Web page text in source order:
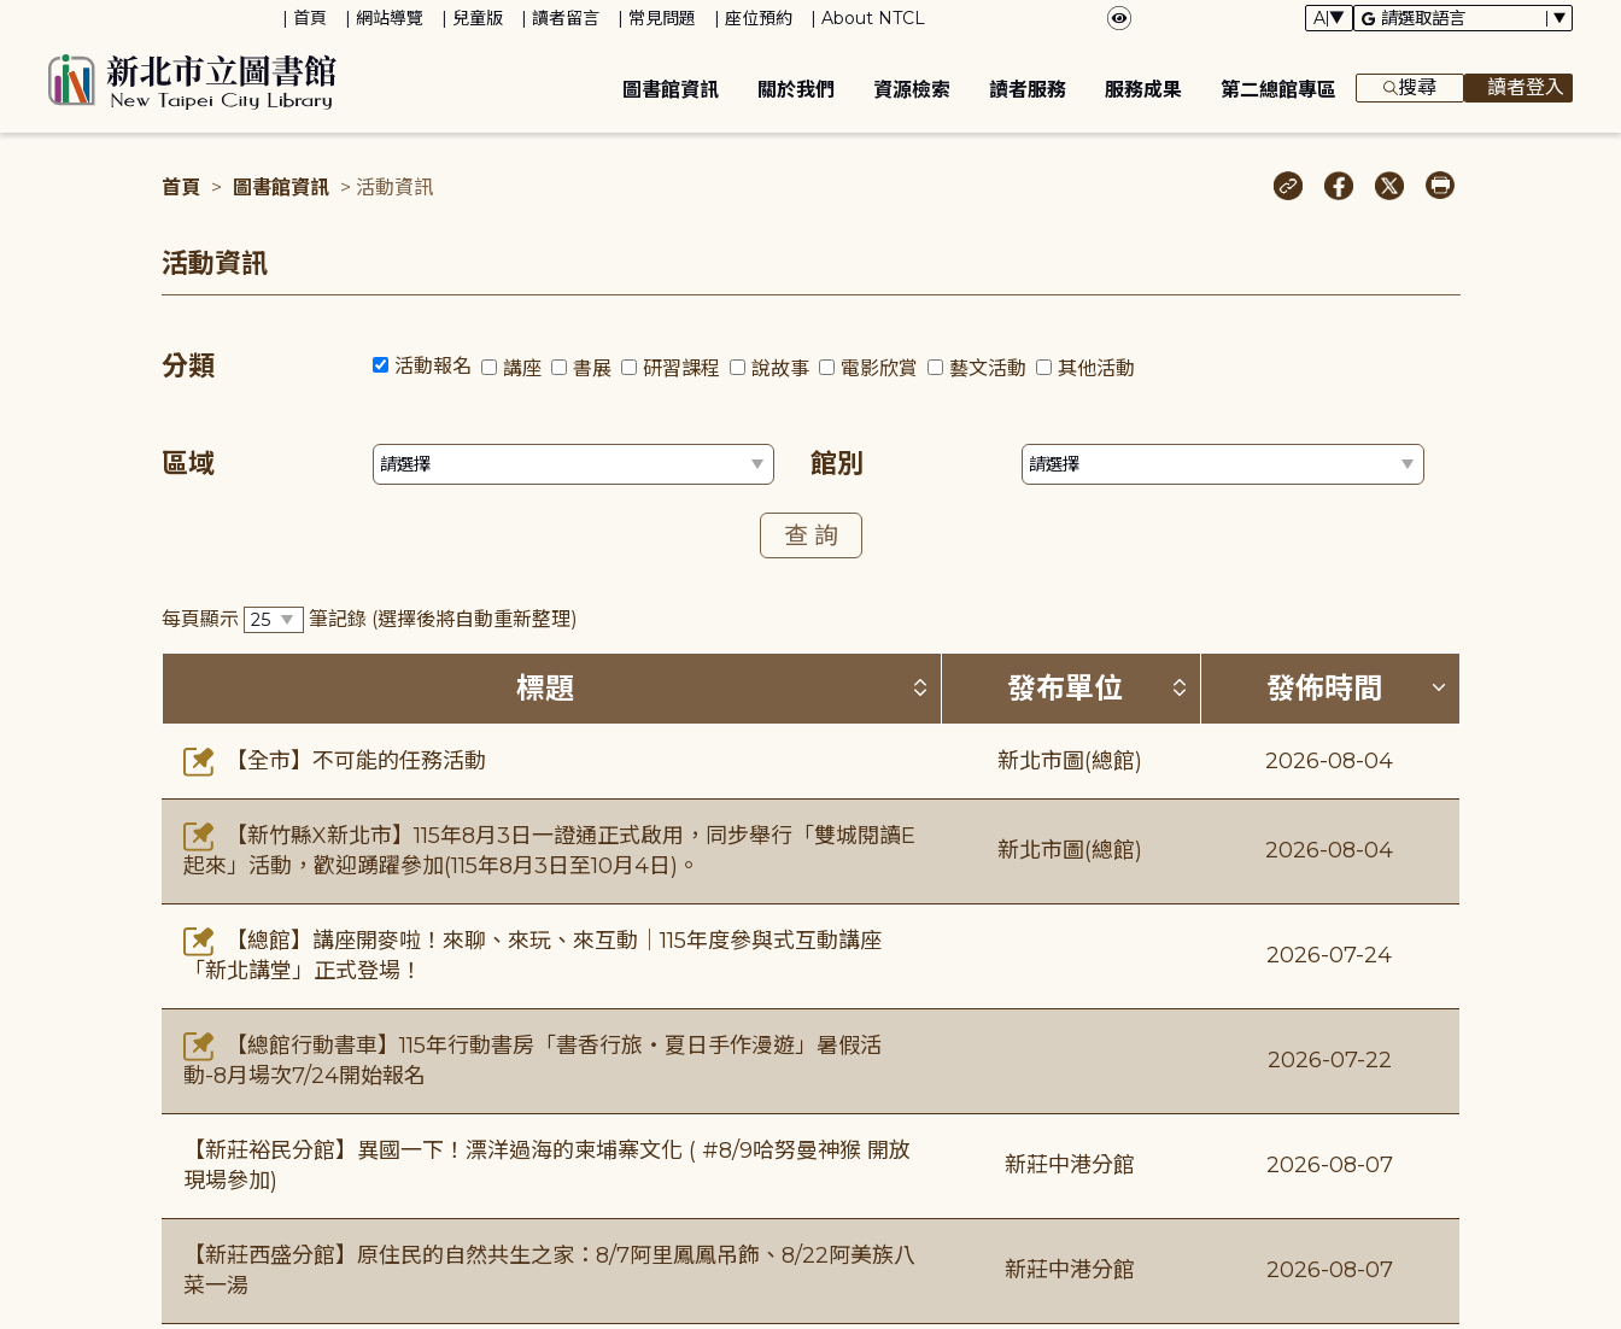
首頁 網站導覽 兒童版 讀者留言 常見問題 座位預約 About NTCL
圖書館資訊 關於我們 資源檢索 讀者服務 服務成果 第二總館專區 搜尋 讀者登入
首頁 > 圖書館資訊 > 活動資訊
活動資訊
分類 活動報名 講座 書展 研習課程 說故事 電影欣賞 藝文活動 其他活動
區域 館別
每頁顯示 筆記錄 (選擇後將自動重新整理)
標題 按標題排序 (升降冪)
發布單位 按發布單位排序 (升降冪)
發佈時間 按發佈時間
【全市】不可能的任務活動 新北市圖(總館) 2026-08-04
【新竹縣X新北市】115年8月3日一證通正式啟用，同步舉行「雙城閱讀E
起來」活動，歡迎踴躍參加(115年8月3日至10月4日)。
新北市圖(總館) 2026-08-04
【總館】講座開麥啦！來聊、來玩、來互動｜115年度參與式互動講座
「新北講堂」正式登場！
2026-07-24
【總館行動書車】115年行動書房「書香行旅・夏日手作漫遊」暑假活
動-8月場次7/24開始報名
2026-07-22
【新莊裕民分館】異國一下！漂洋過海的柬埔寨文化 ( #8/9哈努曼神猴 開放
現場參加)
新莊中港分館 2026-08-07
【新莊西盛分館】原住民的自然共生之家：8/7阿里鳳鳳吊飾、8/22阿美族八
菜一湯
新莊中港分館 2026-08-07